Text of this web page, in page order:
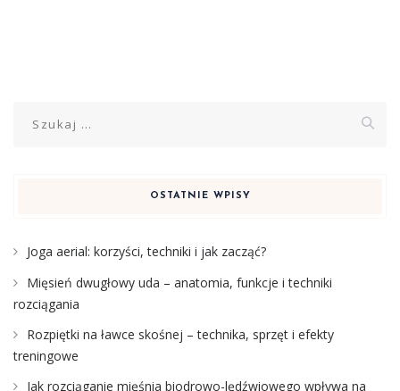
OSTATNIE WPISY
Joga aerial: korzyści, techniki i jak zacząć?
Mięsień dwugłowy uda – anatomia, funkcje i techniki
rozciągania
Rozpiętki na ławce skośnej – technika, sprzęt i efekty
treningowe
Jak rozciąganie mięśnia biodrowo-lędźwiowego wpływa na